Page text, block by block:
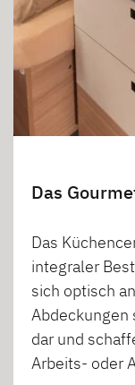
Das
Das
integraler
sich optisch
dar und
Arbeits- oder